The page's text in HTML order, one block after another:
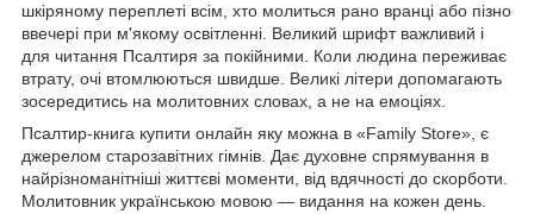
шкіряному переплеті всім, хто молиться рано вранці або пізно
ввечері при м'якому освітленні. Великий шрифт важливий і
для читання Псалтиря за покійними. Коли людина переживає
втрату, очі втомлюються швидше. Великі літери допомагають
зосередитись на молитовних словах, а не на емоціях.
Псалтир-книга купити онлайн яку можна в «Family Store», є
джерелом старозавітних гімнів. Дає духовне спрямування в
найрізноманітніші життєві моменти, від вдячності до скорботи.
Молитовник українською мовою — видання на кожен день.